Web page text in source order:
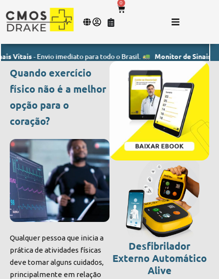
0
- Envio imediato para todo o Brasil. Monitor de Sinais Vitais-
Quando exercício
físico não é a melhor
opção para o
coração?
Qualquer pessoa que inicia a
prática de atividades físicas
deve tomar alguns cuidados,
principalmente em relação
Desfibrilador
Externo Automático
Alive